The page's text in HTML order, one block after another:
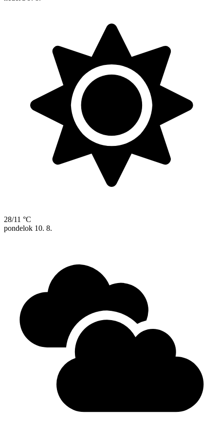
28/11 °C
pondelok 10. 8.